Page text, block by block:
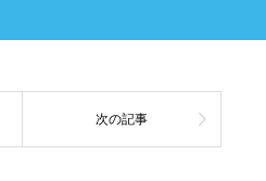
次の記事